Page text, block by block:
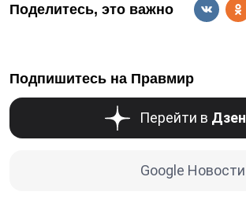
Поделитесь, это важно
Подпишитесь на Правмир
Перейти в Дзен
Google Новости